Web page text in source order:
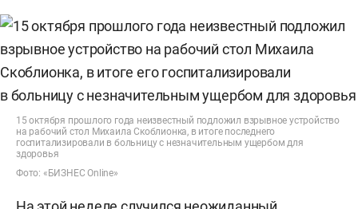
15 октября прошлого года неизвестный подложил взрывное устройство
на рабочий стол Михаила Скоблионка, в итоге последнего
госпитализировали в больницу с незначительным ущербом для
здоровья
Фото: «БИЗНЕС Online»